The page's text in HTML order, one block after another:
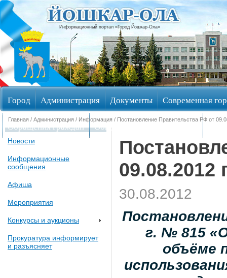
Информационный портал «Город Йошкар-Ола»
Город Администрация Документы Современная
Обращения граждан Общественные обсуждения
Главная / Администрация / Информация / Постановление Правительства РФ от
Новости
Информационные
сообщения
Афиша
Мероприятия
Конкурсы и аукционы
Прокуратура информирует
и разъясняет
09.08.2012
30.08.2012
г. № 815
объёме